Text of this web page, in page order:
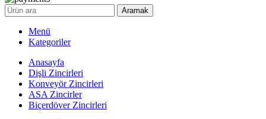
Aramak
Menü
Kategoriler
Anasayfa
Dişli Zincirleri
Konveyör Zincirleri
ASA Zincirler
Biçerdöver Zincirleri